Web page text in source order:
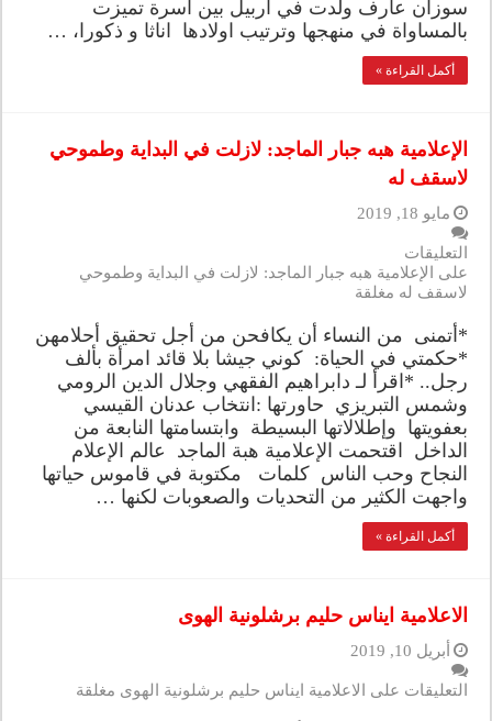
سوزان عارف ولدت في اربيل بين اسرة تميزت
بالمساواة في منهجها وترتيب اولادها اناثا و ذكورا، …
أكمل القراءة »
الإعلامية هبه جبار الماجد: لازلت في البداية وطموحي
لاسقف له
مايو 18, 2019
التعليقات
على الإعلامية هبه جبار الماجد: لازلت في البداية وطموحي
لاسقف له مغلقة
*أتمنى من النساء أن يكافحن من أجل تحقيق أحلامهن
*حكمتي في الحياة: كوني جيشا بلا قائد امرأة بألف
رجل.. *اقرأ لـ دابراهيم الفقهي وجلال الدين الرومي
وشمس التبريزي حاورتها :انتخاب عدنان القيسي
بعفويتها وإطلالاتها البسيطة وابتسامتها النابعة من
الداخل اقتحمت الإعلامية هبة الماجد عالم الإعلام
النجاح وحب الناس كلمات مكتوبة في قاموس حياتها
واجهت الكثير من التحديات والصعوبات لكنها …
أكمل القراءة »
الاعلامية ايناس حليم برشلونية الهوى
أبريل 10, 2019
التعليقات على الاعلامية ايناس حليم برشلونية الهوى مغلقة